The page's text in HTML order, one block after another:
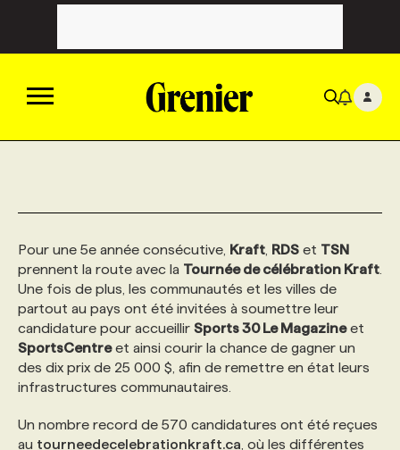
TOUTES LES CATÉGORIES
CAMPAGNES ET CRÉATIVITÉ
NOMINATIONS
CHRONIQUES
TOUTES LES CHRONIQUES
RESSOURCES HUMAINES
MARKETING ET COMMUNICATION
VOIR TOUTES LES PARUTIONS
ANNONCEZ AVEC NOUS
INFOLETTRES
INFOLETTRE EN BREF
BULLETIN FORMATION
EMPLOIS
EMPLOYEUR
CONFÉRENCES
Pour une 5e année consécutive, Kraft RDS et TSN
prennent la route avec la Tournée de célébration Kraft
Une fois de plus, les communautés et les villes de
partout au pays ont été invitées à soumettre leur
candidature pour accueillir Sports 30 Le Magazineet
SportsCentreet ainsi courir la chance de gagner un
des dix prix de 25 000 $, afin de remettre en état leurs
infrastructures communautaires.
Un nombre record de 570 candidatures ont été reçues
au tourneedecelebrationkraft.ca , où les différentes